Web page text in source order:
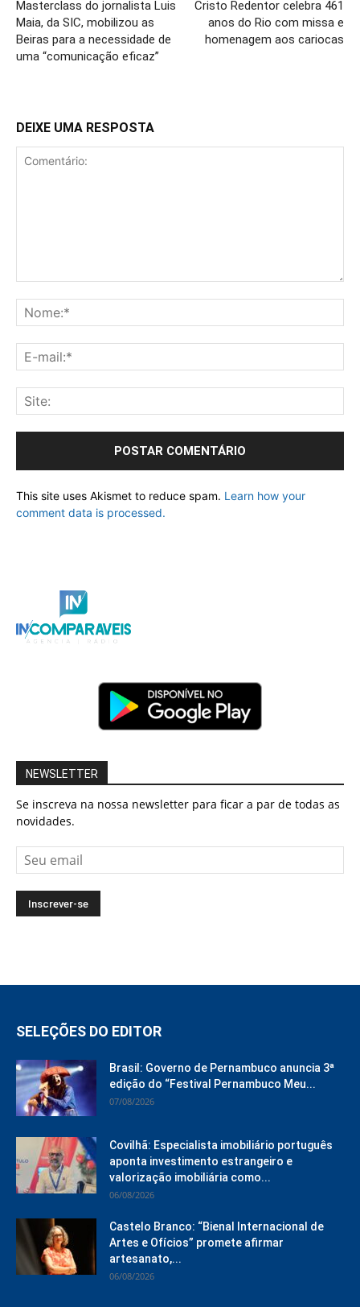
Masterclass do jornalista Luis
Maia, da SIC, mobilizou as
Beiras para a necessidade de
uma “comunicação eficaz”
Cristo Redentor celebra 461
anos do Rio com missa e
homenagem aos cariocas
DEIXE UMA RESPOSTA
This site uses Akismet to reduce spam. Learn how your
comment data is processed.
NEWSLETTER
Se inscreva na nossa newsletter para ficar a par de todas as
novidades.
SELEÇÕES DO EDITOR
Brasil: Governo de Pernambuco anuncia 3ª
edição do “Festival Pernambuco Meu...
07/08/2026
Covilhã: Especialista imobiliário português
aponta investimento estrangeiro e
valorização imobiliária como...
06/08/2026
Castelo Branco: “Bienal Internacional de
Artes e Ofícios” promete afirmar
artesanato,...
06/08/2026